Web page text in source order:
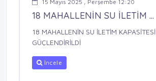
15 Mayıs 2025 , Perşembe 12:20
18 MAHALLENİN SU İLETİM ...
18 MAHALLENİN SU İLETİM KAPASİTESİ
GÜÇLENDİRİLDİ
İncele